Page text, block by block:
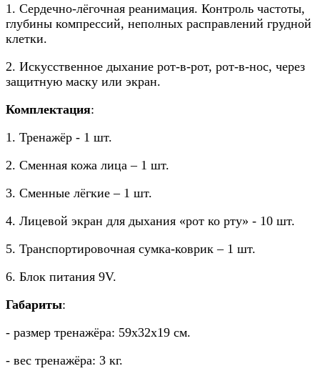
1. Сердечно-лёгочная реанимация. Контроль частоты,
глубины компрессий, неполных расправлений грудной
клетки.
2. Искусственное дыхание рот-в-рот, рот-в-нос, через
защитную маску или экран.
Комплектация:
1. Тренажёр - 1 шт.
2. Сменная кожа лица – 1 шт.
3. Сменные лёгкие – 1 шт.
4. Лицевой экран для дыхания «рот ко рту» - 10 шт.
5. Транспортировочная сумка-коврик – 1 шт.
6. Блок питания 9V.
Габариты:
- размер тренажёра: 59х32х19 см.
- вес тренажёра: 3 кг.